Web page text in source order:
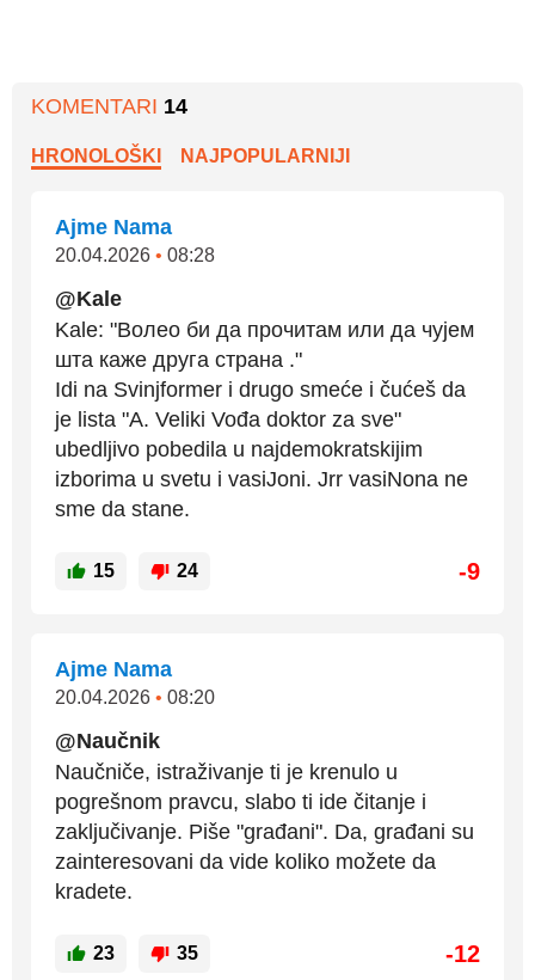
KOMENTARI 14
HRONOLOŠKI NAJPOPULARNIJI
Ajme Nama
20.04.2026 • 08:28
@Kale
Kale: "Волео би да прочитам или да чујем
шта каже друга страна ."
Idi na Svinjformer i drugo smeće i čućeš da
je lista "A. Veliki Vođa doktor za sve"
ubedljivo pobedila u najdemokratskijim
izborima u svetu i vasiJoni. Jrr vasiNona ne
sme da stane.
15 24 -9
Ajme Nama
20.04.2026 • 08:20
@Naučnik
Naučniče, istraživanje ti je krenulo u
pogrešnom pravcu, slabo ti ide čitanje i
zaključivanje. Piše "građani". Da, građani su
zainteresovani da vide koliko možete da
kradete.
23 35 -12